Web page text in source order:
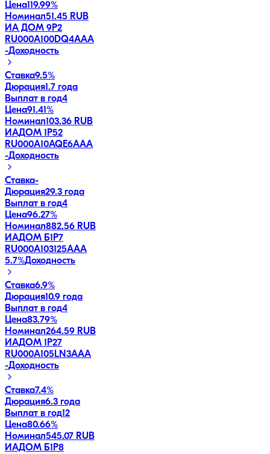
Цена119.99%
Номинал51.45 RUB
ИА ДОМ 9P2
RU000A100DQ4AAA
-Доходность
Ставка9.5%
Дюрация1.7 года
Выплат в год4
Цена91.41%
Номинал103.36 RUB
ИАДОМ 1P52
RU000A10AQE6AAA
-Доходность
Ставка-
Дюрация29.3 года
Выплат в год4
Цена96.27%
Номинал882.56 RUB
ИАДОМ Б1P7
RU000A103125AAA
5.7%Доходность
Ставка6.9%
Дюрация10.9 года
Выплат в год4
Цена83.79%
Номинал264.59 RUB
ИАДОМ 1P27
RU000A105LN3AAA
-Доходность
Ставка7.4%
Дюрация6.3 года
Выплат в год12
Цена80.66%
Номинал545.07 RUB
ИАДОМ Б1P8